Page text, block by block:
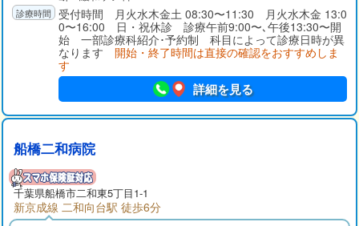
受付時間 月火水木金土 08:30〜11:30 月火水木金 13:0
0〜16:00 日・祝休診 診療午前9:00〜､午後13:30〜開
始 一部診療科紹介･予約制 科目によって診療日時が異
なります 開始・終了時間は直接の確認をおすすめしま
す
詳細を見る
船橋二和病院
千葉県船橋市二和東5丁目1-1
新京成線 二和向台駅 徒歩6分